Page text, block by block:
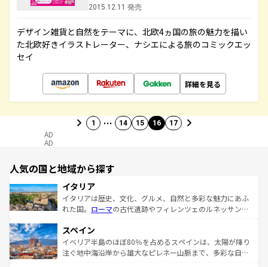
2015.12.11 発売
デザイン雑貨と自然をテーマに、北欧4ヵ国の旅の魅力を描い
た北欧好きイラストレーター、ナシエによる旅のコミックエッ
セイ
詳細を見る
1 … 14 15 16 17
AD
AD
人気の国と地域から探す
イタリア
イタリアは歴史、文化、グルメ、自然と多彩な魅力にあふ
れた国。 ローマの古代遺跡やフィレンツェのルネッサンス
ろん、トスカーナの美しい田園風景やアマルフィ海岸の絶
景など、自然景観も見逃せない。観光の合間には、本場の
ピザやパスタなど、絶品のイタリア料理を堪能することも
スペイン
イベリア半島のほぼ80％を占めるスペインは、太陽が降り
注ぐ地中海沿岸から雄大なピレネー山脈まで、多彩な自然